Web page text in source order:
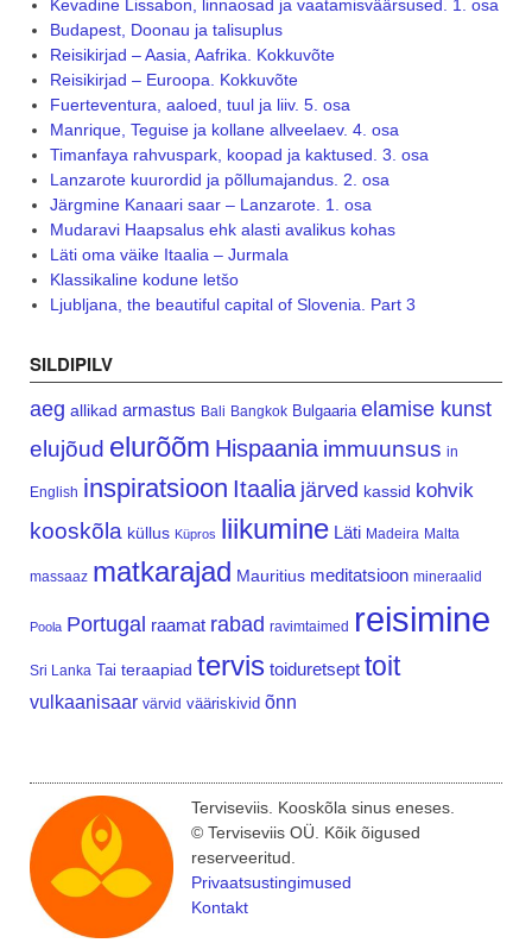
Kevadine Lissabon, linnaosad ja vaatamisväärsused. 1. osa
Budapest, Doonau ja talisuplus
Reisikirjad – Aasia, Aafrika. Kokkuvõte
Reisikirjad – Euroopa. Kokkuvõte
Fuerteventura, aaloed, tuul ja liiv. 5. osa
Manrique, Teguise ja kollane allveelaev. 4. osa
Timanfaya rahvuspark, koopad ja kaktused. 3. osa
Lanzarote kuurordid ja põllumajandus. 2. osa
Järgmine Kanaari saar – Lanzarote. 1. osa
Mudaravi Haapsalus ehk alasti avalikus kohas
Läti oma väike Itaalia – Jurmala
Klassikaline kodune letšo
Ljubljana, the beautiful capital of Slovenia. Part 3
SILDIPILV
aeg allikad armastus Bali Bangkok Bulgaaria elamise kunst
elujõud elurõõm Hispaania immuunsus in
English inspiratsioon Itaalia järved kassid kohvik
kooskõla küllus Küpros liikumine Läti Madeira Malta
massaaz matkarajad Mauritius meditatsioon mineraalid
Poola Portugal raamat rabad ravimtaimed reisimine
Sri Lanka Tai teraapiad tervis toiduretsept toit
vulkaanisaar värvid vääriskivid õnn
Terviseviis. Kooskõla sinus eneses.
© Terviseviis OÜ. Kõik õigused
reserveeritud.
Privaatsustingimused
Kontakt